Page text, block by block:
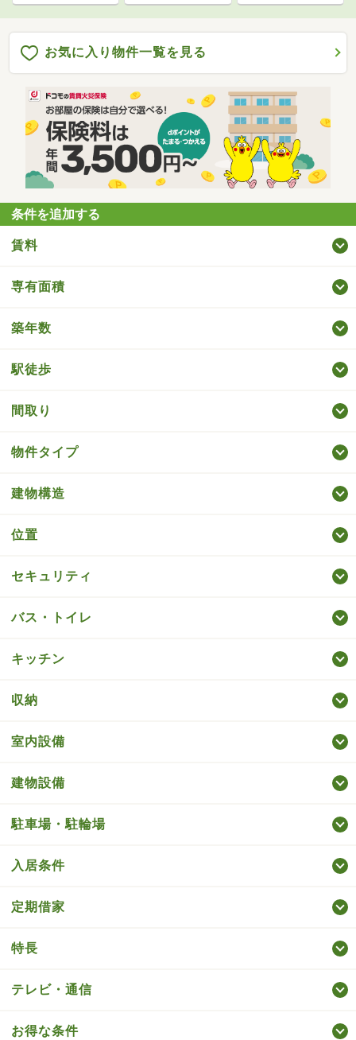
お気に入り物件一覧を見る
条件を追加する
賃料
専有面積
築年数
駅徒歩
間取り
物件タイプ
建物構造
位置
セキュリティ
バス・トイレ
キッチン
収納
室内設備
建物設備
駐車場・駐輪場
入居条件
定期借家
特長
テレビ・通信
お得な条件